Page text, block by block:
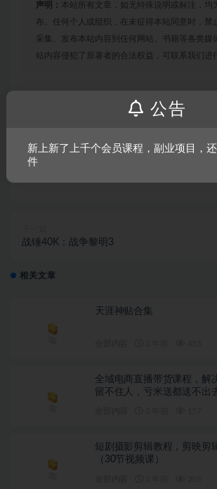
声明： 本站所有文章，如无特殊说明或标注，均
布。任何个人或组织，在未征得本站同意时，禁
采集、发布本站内容到任何网站、书籍等各类媒
站内容侵犯了原著者的合法权益，可联系我们进
战锤40K：战争黎明3
相关文章
天涯神贴合集
全域电商直播带货课程，解
留不住人，亏米送都送不出
短剧摄影剪辑教程，剪映剪
（30节视频课）
公告
新上新了上千个会员课程，副业项目，
件